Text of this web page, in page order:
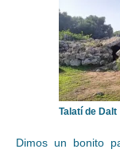
Talatí de Dalt
Dimos un bonito